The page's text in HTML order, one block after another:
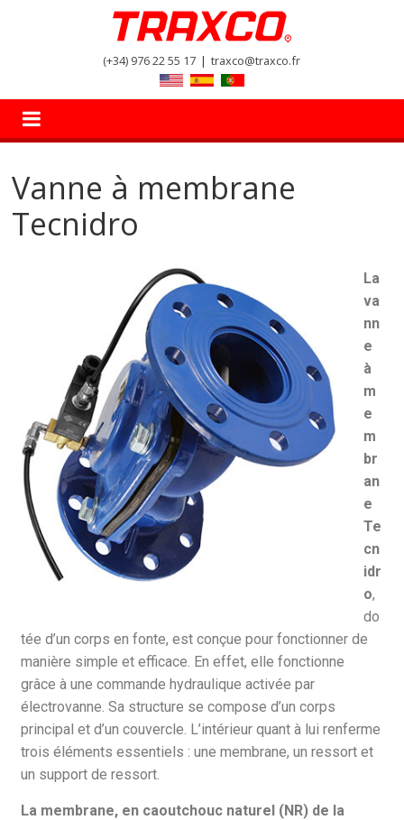
(+34) 976 22 55 17 | traxco@traxco.fr
Vanne à membrane
Tecnidro
La
va
nn
e
à
m
e
m
br
an
e
Te
cn
idr
o,
do
tée d’un corps en fonte, est conçue pour fonctionner de
manière simple et efficace. En effet, elle fonctionne
grâce à une commande hydraulique activée par
électrovanne. Sa structure se compose d’un corps
principal et d’un couvercle. L’intérieur quant à lui renferme
trois éléments essentiels : une membrane, un ressort et
un support de ressort.
La membrane, en caoutchouc naturel (NR) de la